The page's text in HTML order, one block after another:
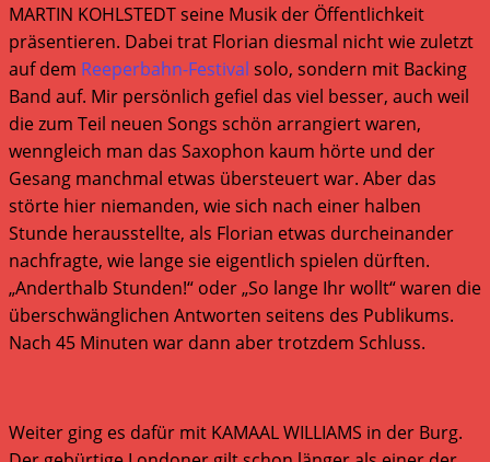
MARTIN KOHLSTEDT seine Musik der Öffentlichkeit
präsentieren. Dabei trat Florian diesmal nicht wie zuletzt
auf dem Reeperbahn-Festival solo, sondern mit Backing
Band auf. Mir persönlich gefiel das viel besser, auch weil
die zum Teil neuen Songs schön arrangiert waren,
wenngleich man das Saxophon kaum hörte und der
Gesang manchmal etwas übersteuert war. Aber das
störte hier niemanden, wie sich nach einer halben
Stunde herausstellte, als Florian etwas durcheinander
nachfragte, wie lange sie eigentlich spielen dürften.
„Anderthalb Stunden!“ oder „So lange Ihr wollt“ waren die
überschwänglichen Antworten seitens des Publikums.
Nach 45 Minuten war dann aber trotzdem Schluss.
Weiter ging es dafür mit KAMAAL WILLIAMS in der Burg.